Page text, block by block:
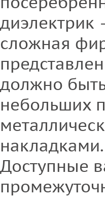
диэлектрик
сложная
должно
небольших
Доступные